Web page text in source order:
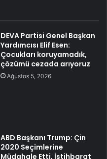
DEVA Partisi Genel Başkan
Yardımcısı Elif Esen:
Çocukları koruyamadık,
çözümü cezada arıyoruz
Ağustos 5, 2026
ABD Başkanı Trump: Çin
2020 Seçimlerine
Müdahale Etti, İstihbarat